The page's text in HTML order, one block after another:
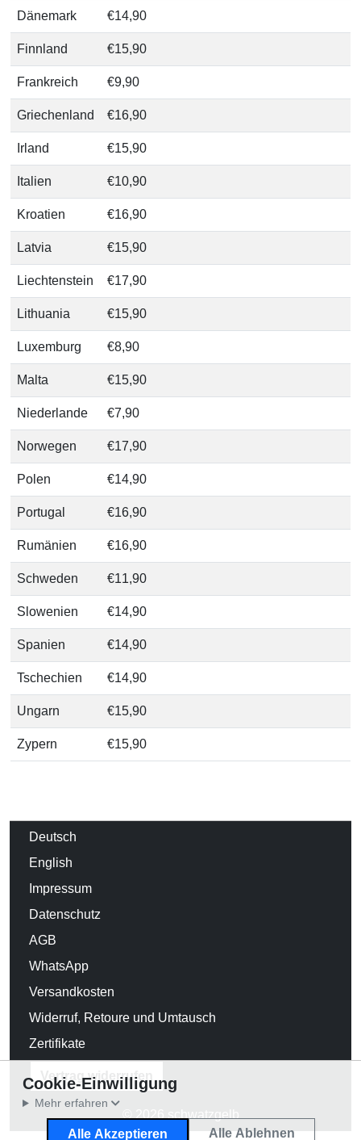
Dänemark €14,90
Finnland €15,90
Frankreich €9,90
Griechenland €16,90
Irland €15,90
Italien €10,90
Kroatien €16,90
Latvia €15,90
Liechtenstein €17,90
Lithuania €15,90
Luxemburg €8,90
Malta €15,90
Niederlande €7,90
Norwegen €17,90
Polen €14,90
Portugal €16,90
Rumänien €16,90
Schweden €11,90
Slowenien €14,90
Spanien €14,90
Tschechien €14,90
Ungarn €15,90
Zypern €15,90
Deutsch
English
Impressum
Datenschutz
AGB
WhatsApp
Versandkosten
Widerruf, Retoure und Umtausch
Zertifikate
Vertrag widerrufen
© 2026 schwatzgelb
Cookie-Einwilligung
Mehr erfahren
Alle Akzeptieren Alle Ablehnen